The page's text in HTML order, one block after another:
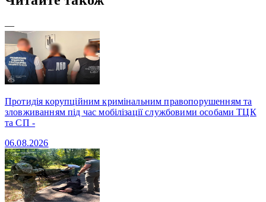
—
Протидія корупційним кримінальним правопорушенням та
зловживанням під час мобілізації службовими особами ТЦК
та СП -
06.08.2026